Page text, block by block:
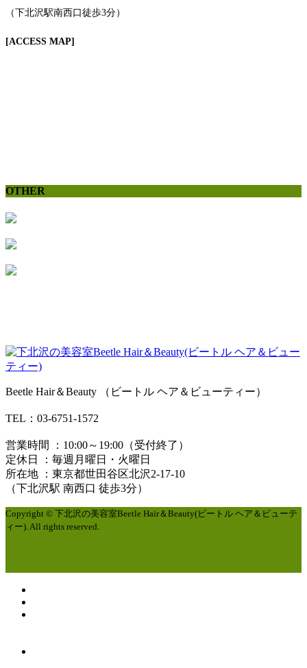
（下北沢駅南西口徒歩3分）
[ACCESS MAP]
OTHER
Beetle Hair＆Beauty （ビートル ヘア＆ビューティー）
TEL：03-6751-1572
営業時間 ：10:00～19:00（受付終了）
定休日 ：毎週月曜日・火曜日
所在地 ：東京都世田谷区北沢2-17-10
（下北沢駅 南西口 徒歩3分）
Copyright © 下北沢の美容室Beetle Hair＆Beauty(ビートル ヘア＆ビューテ
ィー). All rights reserved.